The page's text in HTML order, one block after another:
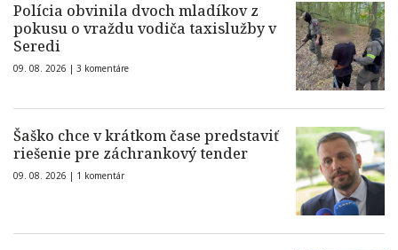
Polícia obvinila dvoch mladíkov z
pokusu o vraždu vodiča taxislužby v
Seredi
09. 08. 2026 | 3 komentáre
Šaško chce v krátkom čase predstaviť
riešenie pre záchrankový tender
09. 08. 2026 | 1 komentár